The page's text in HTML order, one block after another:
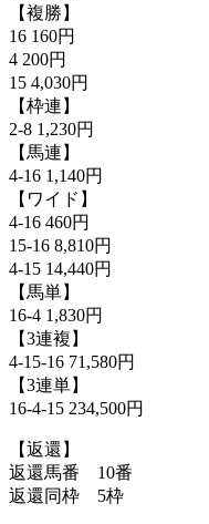
【複勝】
16 160円
4 200円
15 4,030円
【枠連】
2-8 1,230円
【馬連】
4-16 1,140円
【ワイド】
4-16 460円
15-16 8,810円
4-15 14,440円
【馬単】
16-4 1,830円
【3連複】
4-15-16 71,580円
【3連単】
16-4-15 234,500円
【返還】
返還馬番 10番
返還同枠 5枠